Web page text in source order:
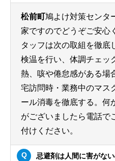
松前町鳩よけ対策センタ
家ですのでどうぞご安心
タッフは次の取組を徹底
検温を行い、体調チェ
熱、咳や倦怠感がある場
宅訪問時・業務中のマス
ール消毒を徹底する。何
がございましたら電話で
付けください。
忌避剤は人間に害がな